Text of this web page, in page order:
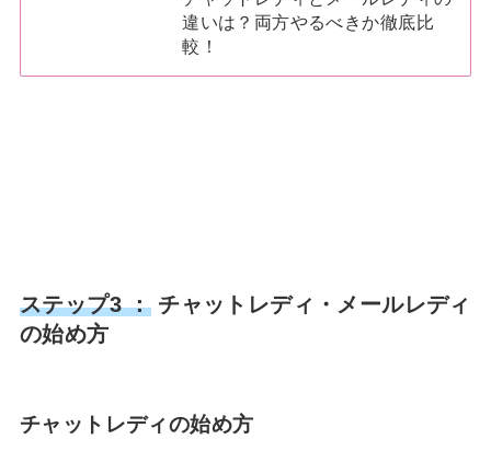
違いは？両方やるべきか徹底比
較！
ステップ3 ：チャットレディ・メールレディ
の始め方
チャットレディの始め方